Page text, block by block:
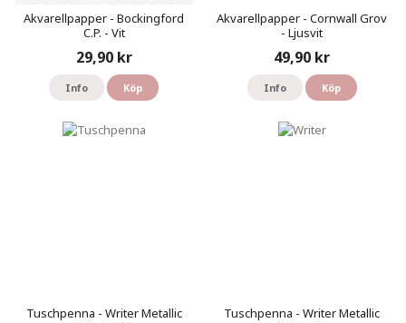
Akvarellpapper - Bockingford
C.P. - Vit
29,90 kr
Info Köp
Akvarellpapper - Cornwall Grov
- Ljusvit
49,90 kr
Info Köp
Tuschpenna - Writer Metallic
Tuschpenna - Writer Metallic